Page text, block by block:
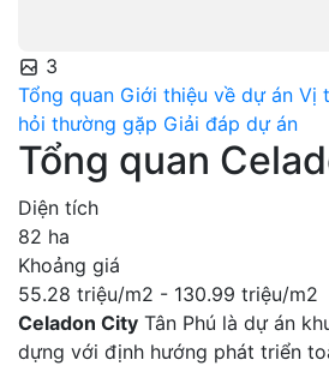
3
Tổng quan Giới thiệu về dự án Vị
hỏi thường gặp Giải đáp dự án
Tổng quan
Diện tích
82 ha
Khoảng giá
55.28 triệu/m2 - 130.99 triệu/m2
Celadon City Tân Phú là dự án
dựng với định hướng phát triển